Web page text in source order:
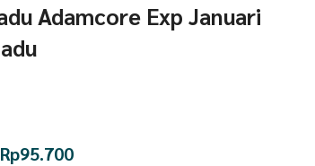
Adamcore Exp Januari
Rp95.700